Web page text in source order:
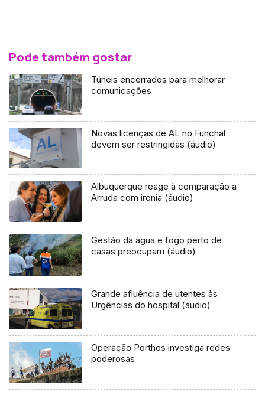
Pode também gostar
Túneis encerrados para melhorar
comunicações
Novas licenças de AL no Funchal
devem ser restringidas (áudio)
Albuquerque reage à comparação a
Arruda com ironia (áudio)
Gestão da água e fogo perto de
casas preocupam (áudio)
Grande afluência de utentes às
Urgências do hospital (áudio)
Operação Porthos investiga redes
poderosas